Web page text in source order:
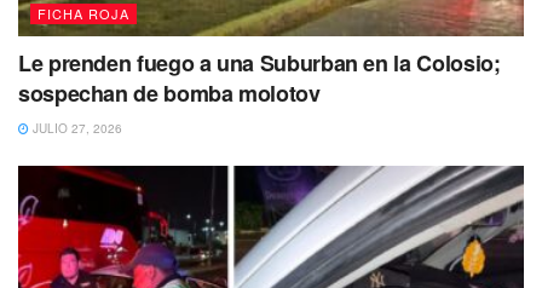
FICHA ROJA
Le prenden fuego a una Suburban en la Colosio;
sospechan de bomba molotov
JULIO 27, 2026